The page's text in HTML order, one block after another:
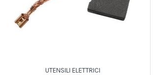
UTENSILI ELETTRICI